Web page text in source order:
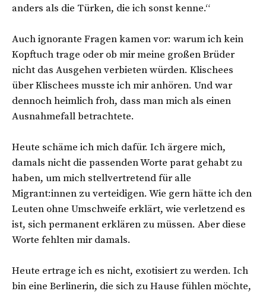
anders als die Türken, die ich sonst kenne.“
Auch ignorante Fragen kamen vor: warum ich kein
Kopftuch trage oder ob mir meine großen Brüder
nicht das Ausgehen verbieten würden. Klischees
über Klischees musste ich mir anhören. Und war
dennoch heimlich froh, dass man mich als einen
Ausnahmefall betrachtete.
Heute schäme ich mich dafür. Ich ärgere mich,
damals nicht die passenden Worte parat gehabt zu
haben, um mich stellvertretend für alle
Migrant:innen zu verteidigen. Wie gern hätte ich den
Leuten ohne Umschweife erklärt, wie verletzend es
ist, sich permanent erklären zu müssen. Aber diese
Worte fehlten mir damals.
Heute ertrage ich es nicht, exotisiert zu werden. Ich
bin eine Berlinerin, die sich zu Hause fühlen möchte,